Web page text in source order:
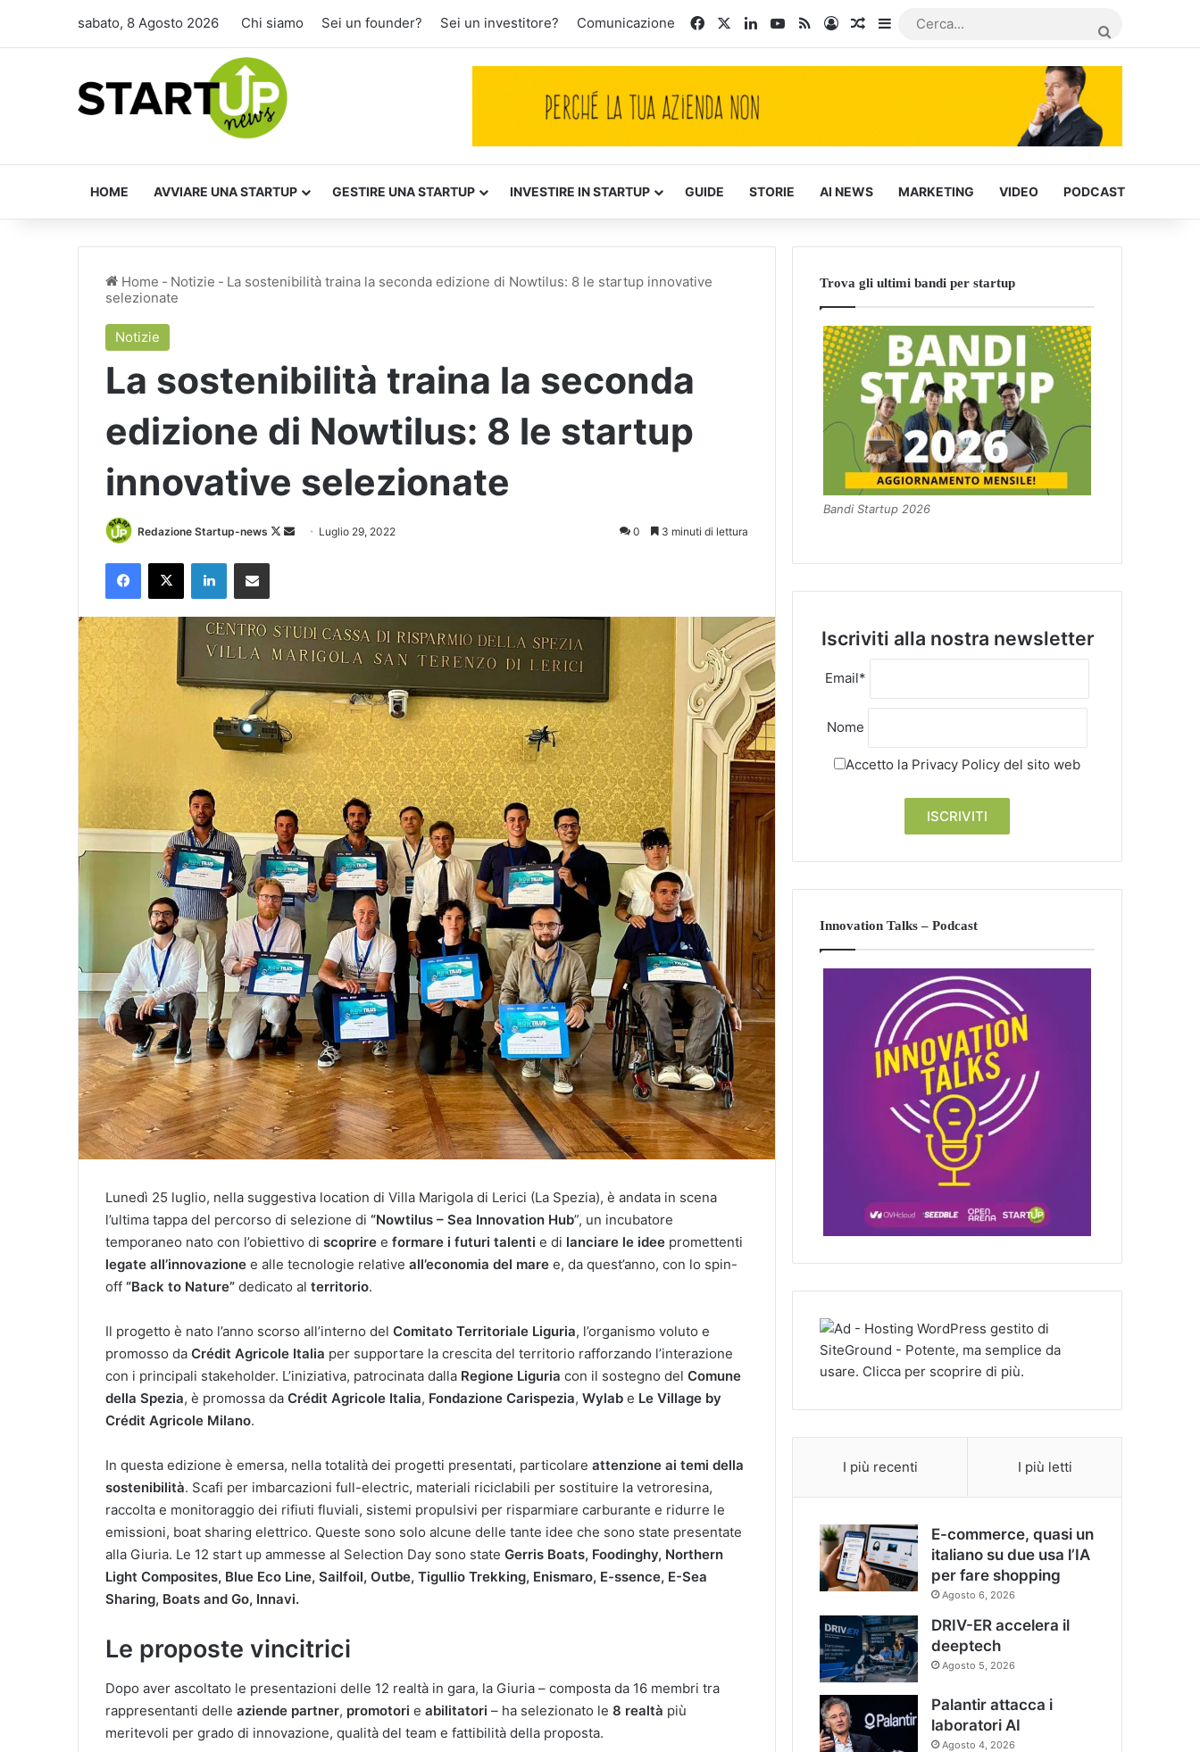
sabato, 8 Agosto 2026 Chi siamo Sei un founder? Sei un investitore? Comunicazione FacebookLinkedInYou Tube
RSSAccediArticoli Casuali
Barra laterale
HOME AVVIARE UNA STARTUP GESTIRE UNA STARTUP INVESTIRE IN STARTUP GUIDE STORIE AI NEWS MARKETING VIDEO PODCAST
Home - Notizie - La sostenibilità traina la seconda edizione di Nowtilus: 8 le startup innovative
selezionate
Notizie
La sostenibilità traina la seconda
edizione di Nowtilus: 8 le startup
innovative selezionate
Redazione Startup-news
Follow
Invia Luglio 29, 2022 0 3 minuti di lettura
Facebook
X LinkedInCondividi via Email
Lunedì 25 luglio, nella suggestiva location di Villa Marigola di Lerici (La Spezia), è andata in scena
l’ultima tappa del percorso di selezione di “Nowtilus – Sea Innovation Hub”, un incubatore
temporaneo nato con l’obiettivo di scoprire e formare i futuri talenti e di lanciare le idee promettenti
legate all’innovazione e alle tecnologie relative all’economia del mare e, da quest’anno, con lo spin-
off “Back to Nature” dedicato al territorio.
Il progetto è nato l’anno scorso all’interno del Comitato Territoriale Liguria, l’organismo voluto e
promosso da Crédit Agricole Italia per supportare la crescita del territorio rafforzando l’interazione
con i principali stakeholder. L’iniziativa, patrocinata dalla Regione Liguria con il sostegno del Comune
della Spezia, è promossa da Crédit Agricole Italia, Fondazione Carispezia, Wylab e Le Village by
Crédit Agricole Milano.
In questa edizione è emersa, nella totalità dei progetti presentati, particolare attenzione ai temi della
sostenibilità. Scafi per imbarcazioni full-electric, materiali riciclabili per sostituire la vetroresina,
raccolta e monitoraggio dei rifiuti fluviali, sistemi propulsivi per risparmiare carburante e ridurre le
emissioni, boat sharing elettrico. Queste sono solo alcune delle tante idee che sono state presentate
alla Giuria. Le 12 start up ammesse al Selection Day sono state Gerris Boats, Foodinghy, Northern
Light Composites, Blue Eco Line, Sailfoil, Outbe, Tigullio Trekking, Enismaro, E-ssence, E-Sea
Sharing, Boats and Go, Innavi.
Le proposte vincitrici
Dopo aver ascoltato le presentazioni delle 12 realtà in gara, la Giuria – composta da 16 membri tra
rappresentanti delle aziende partner, promotori e abilitatori – ha selezionato le 8 realtà più
meritevoli per grado di innovazione, qualità del team e fattibilità della proposta.
Trova gli ultimi bandi per startup
Bandi Startup 2026
Iscriviti alla nostra newsletter
Email*
Nome
Accetto la Privacy Policy del sito web
Innovation Talks – Podcast
I più recenti I più letti
E-commerce, quasi un
italiano su due usa l’IA
per fare shopping
Agosto 6, 2026
DRIV-ER accelera il
deeptech
Agosto 5, 2026
Palantir attacca i
laboratori AI
Agosto 4, 2026